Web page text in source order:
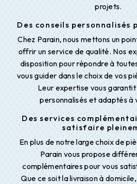
projets.
Des conseils personnalisés
Chez Parain, nous mettons un
offrir un service de qualité. Nos
disposition pour répondre à
vous guider dans le choix de vos
Leur expertise vous garantit
personnalisés et adaptés à
Des services
satisfaire
En plus de notre large choix de
Parain vous propose
complémentaires pour vous
Que ce soit la livraison à